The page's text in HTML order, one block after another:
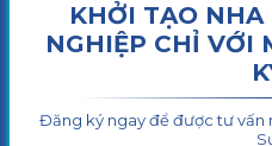
KHỞI TẠO NHA
NGHIỆP CHỈ VỚI
Đăng ký ngay để được tư vấn